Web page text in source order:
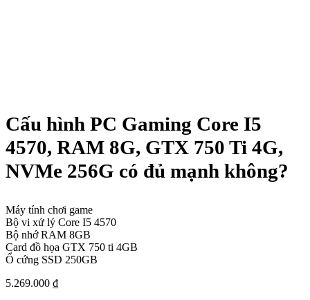
Cấu hình PC Gaming Core I5
4570, RAM 8G, GTX 750 Ti 4G,
NVMe 256G có đủ mạnh không?
Máy tính chơi game
Bộ vi xử lý Core I5 4570
Bộ nhớ RAM 8GB
Card đồ họa GTX 750 ti 4GB
Ổ cứng SSD 250GB
5.269.000 ₫